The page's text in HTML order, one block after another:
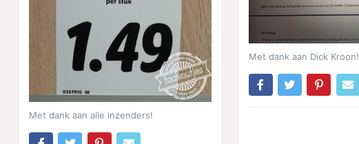
Met dank aan alle inzenders!
Met dank aan Dick Kroon!